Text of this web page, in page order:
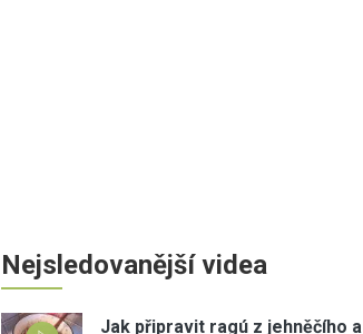
Nejsledovanější videa
Jak připravit ragú z jehněčího a